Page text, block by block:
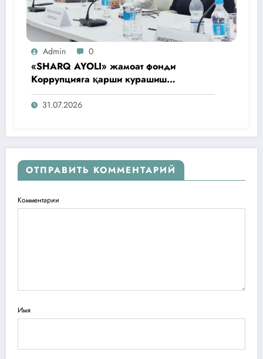
Admin 0
«SHARQ AYOLI» жамоат фонди
Коррупцияга қарши курашиш
агентлигидаги жамоат эшитувида
ташаббусларини тақдим этди
31.07.2026
ОТПРАВИТЬ КОММЕНТАРИЙ
Комментарии
Имя